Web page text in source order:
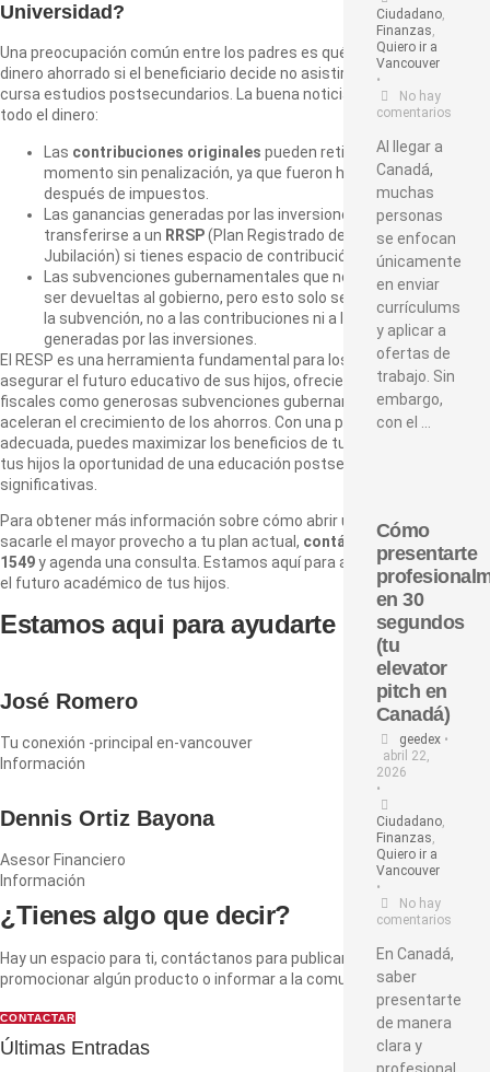
Ciudadano,
Finanzas,
Quiero ir a
Vancouver
•
No hay
comentarios
Al llegar a
Canadá,
muchas
personas
se enfocan
únicamente
en enviar
currículums
y aplicar a
ofertas de
trabajo. Sin
embargo,
con el …
Cómo
presentarte
en 30
segundos
(tu
elevator
pitch en
Canadá)
geedex •
abril 22,
2026
•
Ciudadano,
Finanzas,
Quiero ir a
Vancouver
•
No hay
comentarios
En Canadá,
saber
presentarte
de manera
clara y
Universidad?
Una preocupación común entre los padres es qué sucede con el
dinero ahorrado si el beneficiario decide no asistir a la universidad o no
cursa estudios postsecundarios. La buena noticia es que no perderás
todo el dinero:
Las contribuciones originales pueden retirarse en cualquier
momento sin penalización, ya que fueron hechas con dinero
después de impuestos.
Las ganancias generadas por las inversiones pueden
transferirse a un RRSP(Plan Registrado de Ahorros para la
Jubilación) si tienes espacio de contribución disponible.
Las subvenciones gubernamentales que no se utilicen deben
ser devueltas al gobierno, pero esto solo se aplica a la parte de
la subvención, no a las contribuciones ni a las ganancias
generadas por las inversiones.
El RESP es una herramienta fundamental para los padres que buscan
asegurar el futuro educativo de sus hijos, ofreciendo tanto ventajas
fiscales como generosas subvenciones gubernamentales que
aceleran el crecimiento de los ahorros. Con una planificación
adecuada, puedes maximizar los beneficios de tu RESP y brindar a
tus hijos la oportunidad de una educación postsecundaria sin deudas
significativas.
Para obtener más información sobre cómo abrir un RESP o cómo
sacarle el mayor provecho a tu plan actual, contáctanos al (587) 568-
1549y agenda una consulta. Estamos aquí para ayudarte a asegurar
el futuro académico de tus hijos.
Estamos aqui para ayudarte
José Romero
Tu conexión -principal en-vancouver
Información
Dennis Ortiz Bayona
Asesor Financiero
Información
¿Tienes algo que decir?​
Hay un espacio para ti, contáctanos para publicar tu emprendimiento,
promocionar algún producto o informar a la comunidad
CONTACTAR
Últimas Entradas